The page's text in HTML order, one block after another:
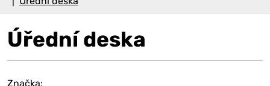
Úřední deska
Značka: